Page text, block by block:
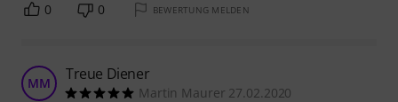
0 0 BEWERTUNG MELDEN
MM Treue Diener
Martin Maurer 27.02.2020